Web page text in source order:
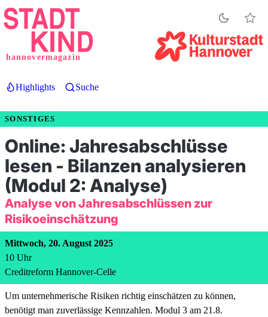
Direkt
zum
hannovermagazin
Highlights Suche
SONSTIGES
Online: Jahresabschlüsse
lesen - Bilanzen analysieren
(Modul 2: Analyse)
Analyse von Jahresabschlüssen zur
Risikoeinschätzung
Mittwoch, 20. August 2025
10 Uhr
Creditreform Hannover-Celle
Um unternehmerische Risiken richtig einschätzen zu können,
benötigt man zuverlässige Kennzahlen. Modul 3 am 21.8.